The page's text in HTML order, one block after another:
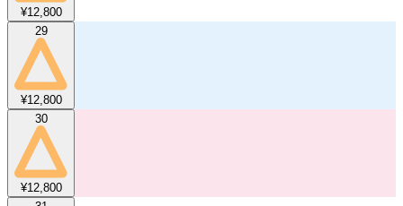
¥12,800
29
¥12,800
30
¥12,800